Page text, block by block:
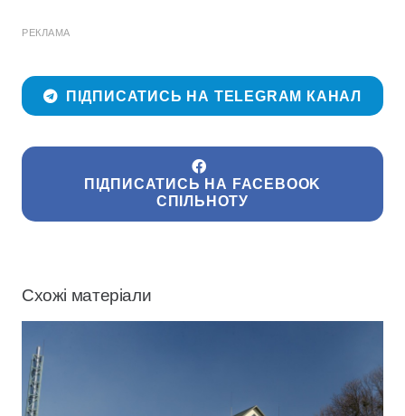
РЕКЛАМА
ПІДПИСАТИСЬ НА TELEGRAM КАНАЛ
ПІДПИСАТИСЬ НА FACEBOOK
СПІЛЬНОТУ
Схожі матеріали